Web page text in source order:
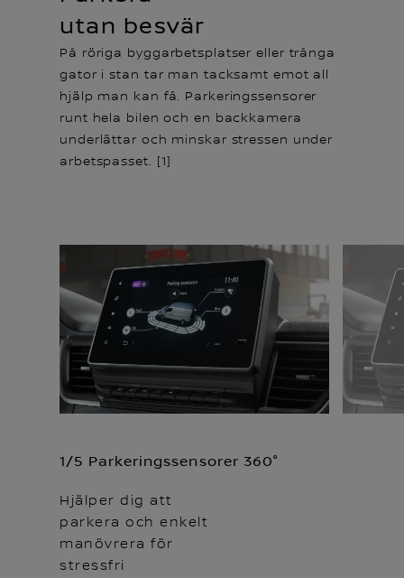
utan besvär
På röriga byggarbetsplatser eller trånga
gator i stan tar man tacksamt emot all
hjälp man kan få. Parkeringssensorer
runt hela bilen och en backkamera
underlättar och minskar stressen under
arbetspasset. [1]
1/5 Parkeringssensorer 360°
Hjälper dig att
parkera och enkelt
manövrera för
stressfri